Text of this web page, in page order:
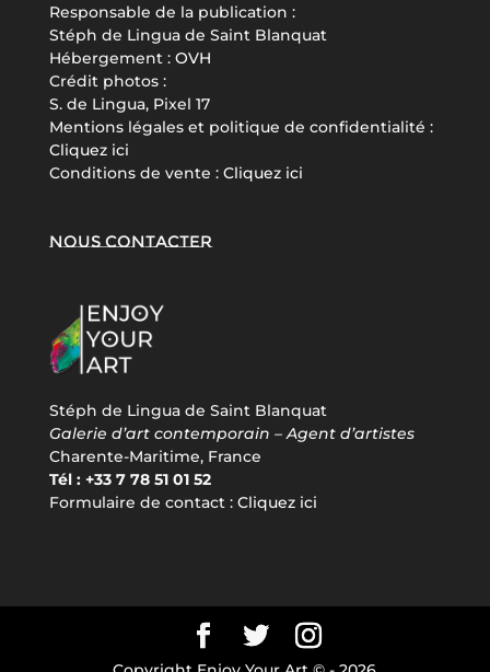
Responsable de la publication :
Stéph de Lingua de Saint Blanquat
Hébergement : OVH
Crédit photos :
S. de Lingua, Pixel 17
Mentions légales et politique de confidentialité :
Cliquez ici
Conditions de vente : Cliquez ici
Nous contacter
Stéph de Lingua de Saint Blanquat
Galerie d’art contemporain – Agent d’artistes
Charente-Maritime, France
Tél : +33 7 78 51 01 52
Formulaire de contact : Cliquez ici